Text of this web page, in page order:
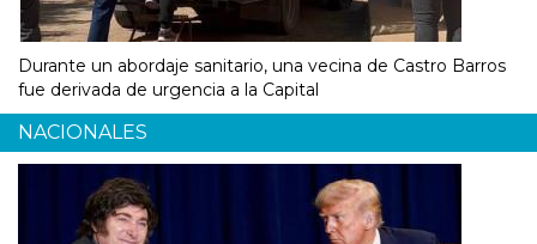
Durante un abordaje sanitario, una vecina de Castro Barros
fue derivada de urgencia a la Capital
NACIONALES